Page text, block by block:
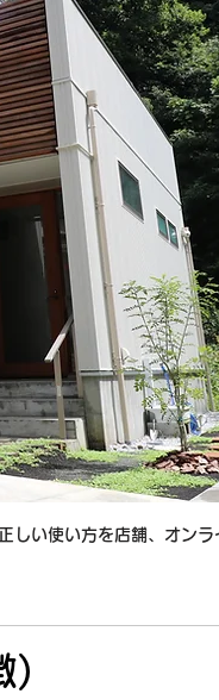
しい使い方を店舗、オン
)